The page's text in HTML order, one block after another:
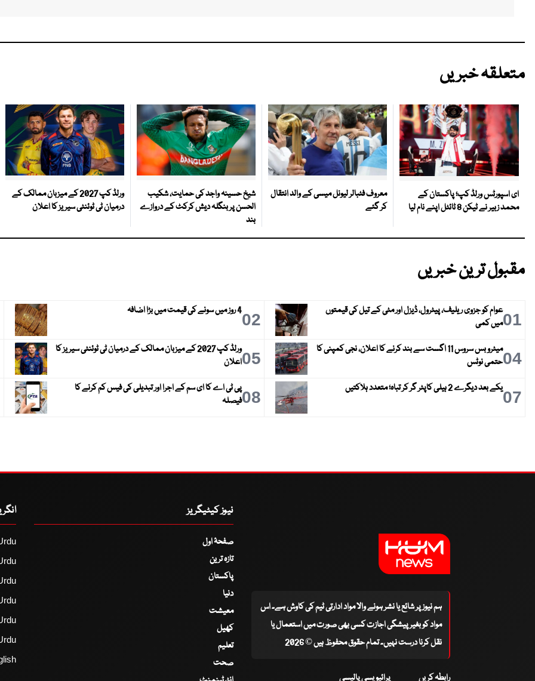
متعلقہ خبریں
ای اسپورٹس ورلڈ کپ؛ پاکستان کے
محمد زبیر نے ٹیکن 8 ٹائٹل اپنے نام لیا
معروف فٹبالر لیونل میسی کے والد انتقال
کر گئے
شیخ حسینہ واجد کی حمایت، شکیب
الحسن پر بنگلہ دیش کرکٹ کے دروازے
بند
ورلڈ کپ 2027 کے میزبان ممالک کے
درمیان ٹی ٹوئنٹی سیریز کا اعلان
مقبول ترین خبریں
01عوام کو جزوی ریلیف، پیٹرول، ڈیزل اور مٹی کے تیل کی قیمتوں
میں کمی
024 روز میں سونے کی قیمت میں بڑا اضافہ
04
میٹرو بس سروس 11 اگست سے بند کرنے کا اعلان، نجی کمپنی کا
حتمی نوٹس
05
ورلڈ کپ 2027 کے میزبان ممالک کے درمیان ٹی ٹوئنٹی سیریز کا
اعلان
07یکے بعد دیگرے 2 ہیلی کاپٹر گر کر تباہ؛ متعدد ہلاکتیں 08پی ٹی اے کا ای سم کے اجرا اور تبدیلی کی فیس کم کرنے کا
فیصلہ
ہم نیوز پر شائع یا نشر ہونے والا مواد ادارتی ٹیم کی کاوش ہے۔ اس
مواد کو بغیر پیشگی اجازت کسی بھی صورت میں استعمال یا
نقل کرنا درست نہیں۔ تمام حقوق محفوظ ہیں © 2026
رابطہ کریں پرائیویسی پالیسی
نیوز کیٹیگریز
صفحۂ اول
تازہ ترین
پاکستان
دنیا
معیشت
کھیل
تعلیم
صحت